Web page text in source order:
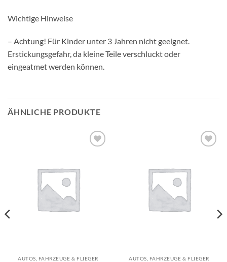
Wichtige Hinweise
– Achtung! Für Kinder unter 3 Jahren nicht geeignet.
Erstickungsgefahr, da kleine Teile verschluckt oder
eingeatmet werden können.
ÄHNLICHE PRODUKTE
AUTOS, FAHRZEUGE & FLIEGER AUTOS, FAHRZEUGE & FLIEGER